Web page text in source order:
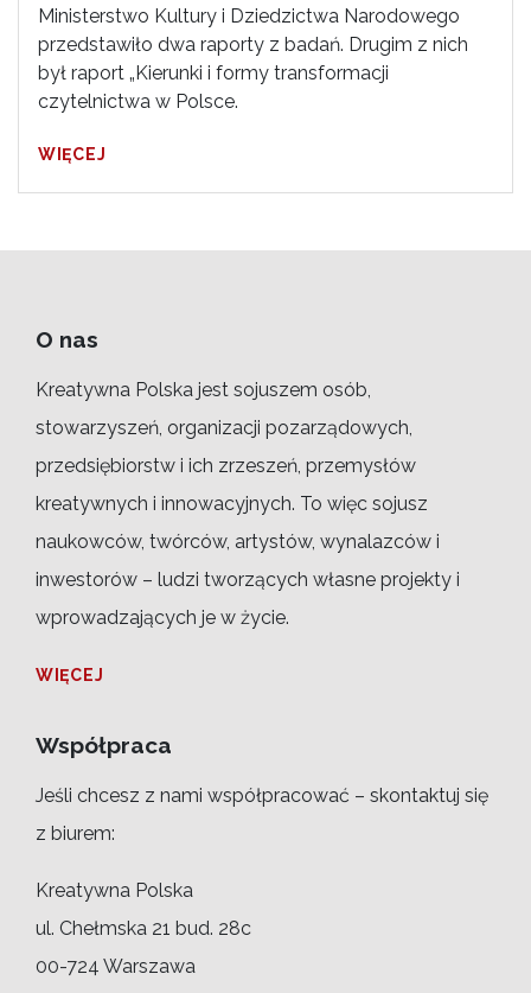
Ministerstwo Kultury i Dziedzictwa Narodowego
przedstawiło dwa raporty z badań. Drugim z nich
był raport „Kierunki i formy transformacji
czytelnictwa w Polsce.
WIĘCEJ
O nas
Kreatywna Polska jest sojuszem osób,
stowarzyszeń, organizacji pozarządowych,
przedsiębiorstw i ich zrzeszeń, przemysłów
kreatywnych i innowacyjnych. To więc sojusz
naukowców, twórców, artystów, wynalazców i
inwestorów – ludzi tworzących własne projekty i
wprowadzających je w życie.
WIĘCEJ
Współpraca
Jeśli chcesz z nami współpracować – skontaktuj się
z biurem:
Kreatywna Polska
ul. Chełmska 21 bud. 28c
00-724 Warszawa